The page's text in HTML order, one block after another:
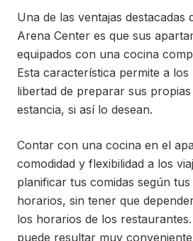
Una de las ventajas destacadas
Arena Center es que sus
equipados con una cocina
Esta característica permite a
libertad de preparar sus
estancia, si así lo desean.
Contar con una cocina en el
comodidad y flexibilidad a los
planificar tus comidas según
horarios, sin tener que
los horarios de los
puede resultar muy